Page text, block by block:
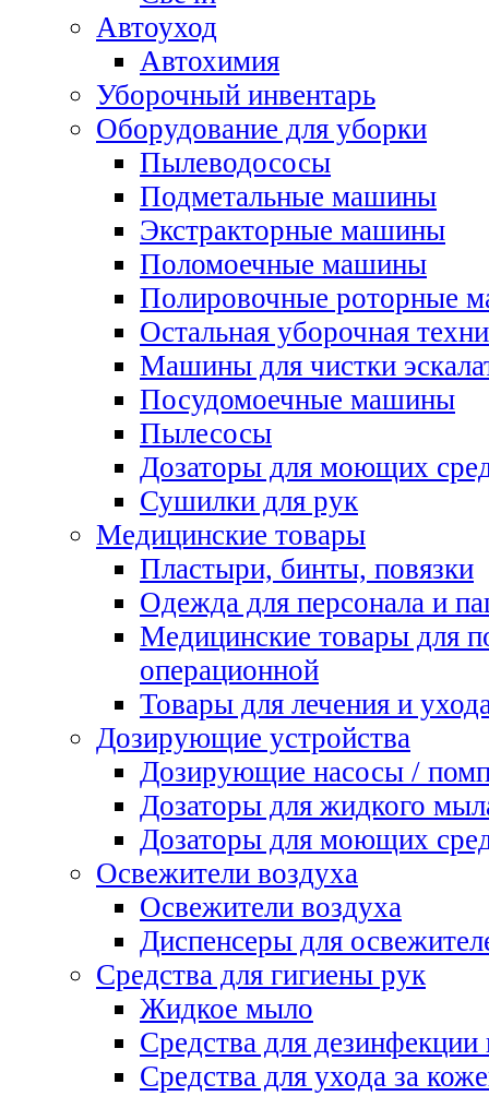
Автоуход
Автохимия
Уборочный инвентарь
Оборудование для уборки
Пылеводососы
Подметальные машины
Экстракторные машины
Поломоечные машины
Полировочные роторные
Остальная уборочная
Машины для чистки
Посудомоечные машины
Пылесосы
Дозаторы для моющих
Сушилки для рук
Медицинские товары
Пластыри, бинты, повязки
Одежда для персонала и
Медицинские товары для
операционной
Товары для лечения и
Дозирующие устройства
Дозирующие насосы /
Дозаторы для жидкого
Дозаторы для моющих
Освежители воздуха
Освежители воздуха
Диспенсеры для
Средства для гигиены рук
Жидкое мыло
Средства для
Средства для ухода за